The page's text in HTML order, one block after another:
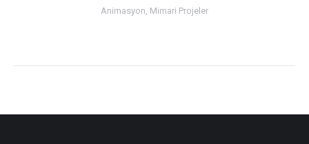
Animasyon, Mimari Projeler